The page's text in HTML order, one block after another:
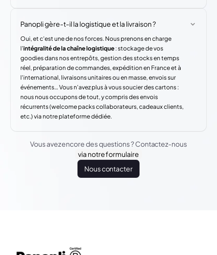
Panopli gère-t-il la logistique et la livraison ?
Oui, et c'est une de nos forces. Nous prenons en charge
l'intégralité de la chaîne logistique : stockage de vos
goodies dans nos entrepôts, gestion des stocks en temps
réel, préparation de commandes, expédition en France et à
l'international, livraisons unitaires ou en masse, envois sur
événements… Vous n'avez plus à vous soucier des cartons :
nous nous occupons de tout, y compris des envois
récurrents (welcome packs collaborateurs, cadeaux clients,
etc.) via notre plateforme dédiée.
Vous avez encore des questions ? Contactez-nous
via notre formulaire
Nous contacter